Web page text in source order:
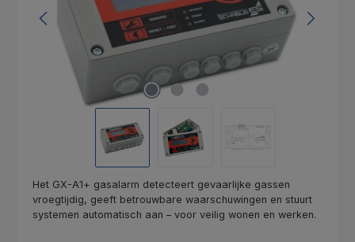
Het GX-A1+ gasalarm detecteert gevaarlijke gassen
vroegtijdig, geeft betrouwbare waarschuwingen en stuurt
systemen automatisch aan – voor veilig wonen en werken.